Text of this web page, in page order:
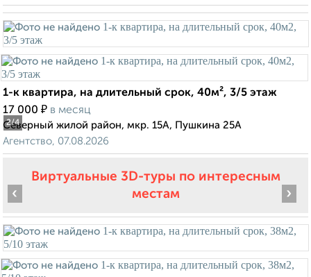
2/4
1-к квартира, на длительный срок, 40м², 3/5 этаж
17 000 ₽ в месяц
Северный жилой район, мкр. 15А, Пушкина 25А
Агентство, 07.08.2026
Виртуальные 3D-туры по интересным
местам
‹ ›